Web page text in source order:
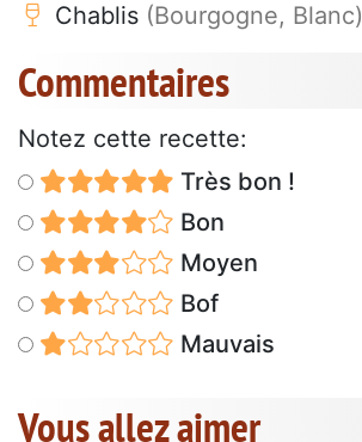
Chablis (Bourgogne, Blanc)
Commentaires
Notez cette recette:
Très bon !
Bon
Moyen
Bof
Mauvais
Vous allez aimer